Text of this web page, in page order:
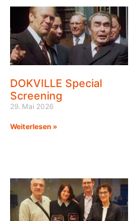
DOKVILLE Special
Screening
29. Mai 2026
Weiterlesen »